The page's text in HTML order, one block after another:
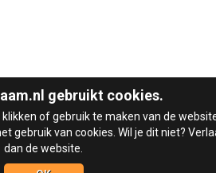
gebruikt cookies.
of gebruik te maken van de
gebruik van cookies. Wil je dit niet?
dan de website.